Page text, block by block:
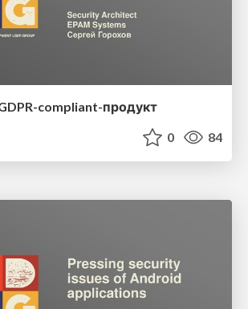
compliant-продукт
0 84